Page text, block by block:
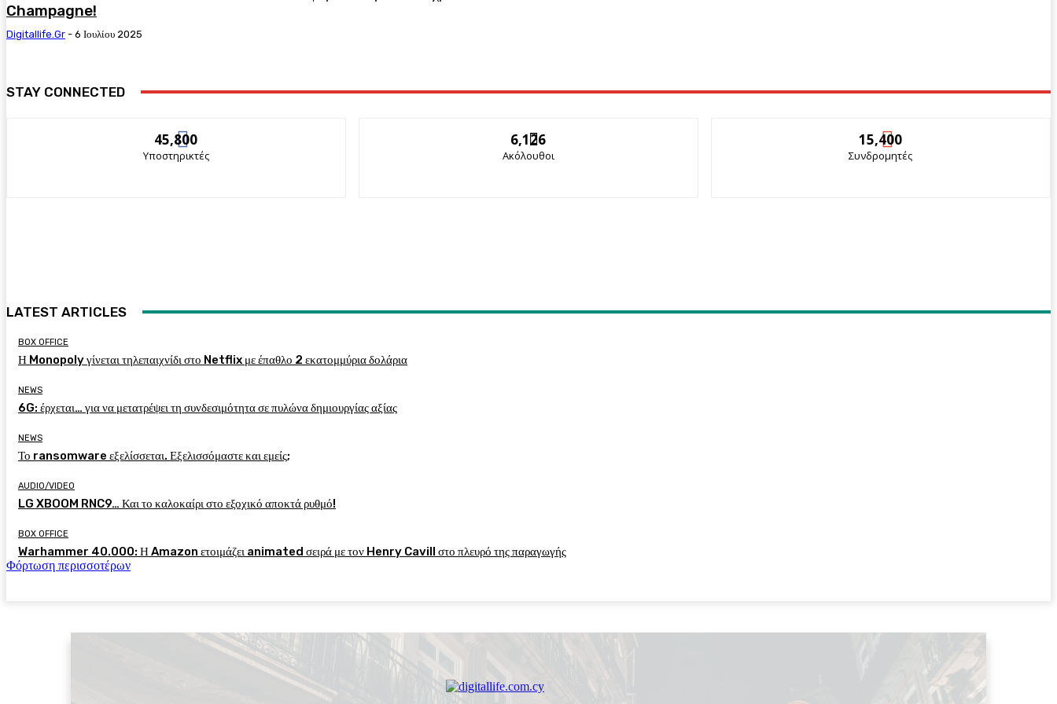
Champagne!
Digitallife.gr - 6 Ιουλίου 2025
STAY CONNECTED
45,800
Υποστηρικτές
6,126
Ακόλουθοι
15,400
Συνδρομητές
LATEST ARTICLES
BOX OFFICE
Η Monopoly γίνεται τηλεπαιχνίδι στο Netflix με έπαθλο 2 εκατομμύρια δολάρια
NEWS
6G: έρχεται… για να μετατρέψει τη συνδεσιμότητα σε πυλώνα δημιουργίας αξίας
NEWS
Το ransomware εξελίσσεται. Εξελισσόμαστε και εμείς;
AUDIO/VIDEO
LG XBOOM RNC9… Και το καλοκαίρι στο εξοχικό αποκτά ρυθμό!
BOX OFFICE
Warhammer 40.000: Η Amazon ετοιμάζει animated σειρά με τον Henry Cavill στο πλευρό της παραγωγής
Φόρτωση περισσοτέρων